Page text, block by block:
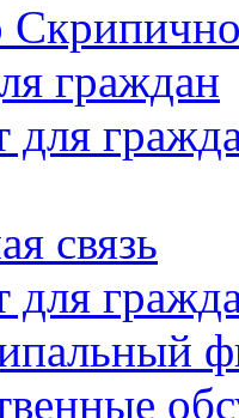
граждан
для
связь
для